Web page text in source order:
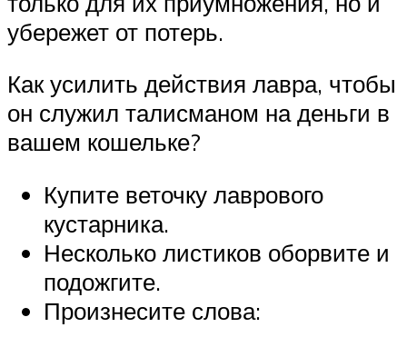
убережет от потерь.
Как усилить действия лавра, чтобы
он служил талисманом на деньги в
вашем кошельке?
Купите веточку лаврового
кустарника.
Несколько листиков оборвите и
подожгите.
Произнесите слова: